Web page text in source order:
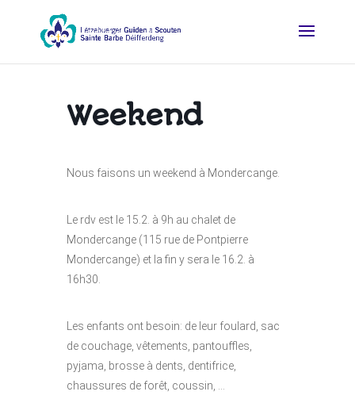
Weekend
Nous faisons un weekend à Mondercange.
Le rdv est le 15.2. à 9h au chalet de
Mondercange (115 rue de Pontpierre
Mondercange) et la fin y sera le 16.2. à
16h30.
Les enfants ont besoin: de leur foulard, sac
de couchage, vêtements, pantouffles,
pyjama, brosse à dents, dentifrice,
chaussures de forêt, coussin, …